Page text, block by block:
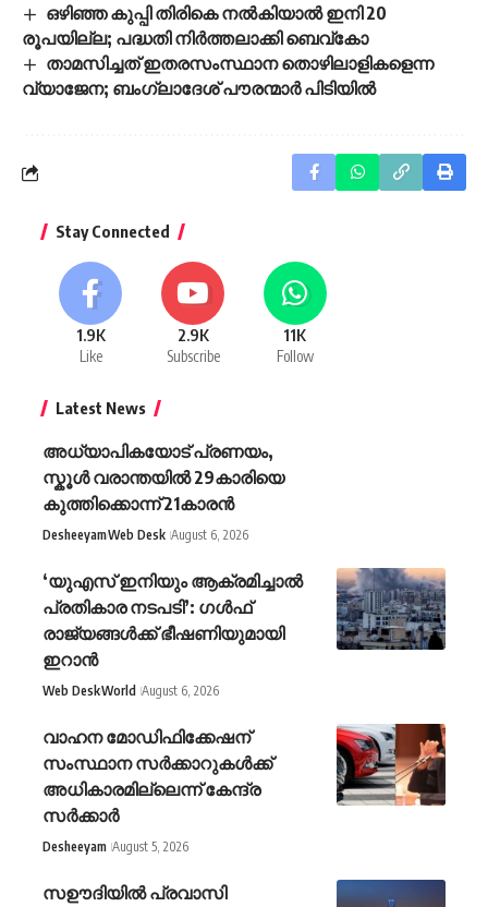
ഒഴിഞ്ഞ കുപ്പി തിരികെ നൽകിയാൽ ഇനി 20
രൂപയില്ല; പദ്ധതി നിർത്തലാക്കി ബെവ്കോ
താമസിച്ചത് ഇതരസംസ്ഥാന തൊഴിലാളികളെന്ന
വ്യാജേന; ബംഗ്ലാദേശ് പൗരന്മാർ പിടിയിൽ
Stay Connected
1.9K
Like
2.9K
Subscribe
11K
Follow
Latest News
അധ്യാപികയോട് പ്രണയം,
സ്കൂൾ വരാന്തയിൽ 29കാരിയെ
കുത്തിക്കൊന്ന് 21കാരൻ
DesheeyamWeb Desk August 6, 2026
‘യുഎസ് ഇനിയും ആക്രമിച്ചാൽ
പ്രതികാര നടപടി’: ഗൾഫ്
രാജ്യങ്ങൾക്ക് ഭീഷണിയുമായി
ഇറാൻ
Web DeskWorld August 6, 2026
വാഹന മോഡിഫിക്കേഷന്
സംസ്ഥാന സർക്കാറുകൾക്ക്
അധികാരമില്ലെന്ന് കേന്ദ്ര
സർക്കാർ
Desheeyam August 5, 2026
സഊദിയിൽ പ്രവാസി